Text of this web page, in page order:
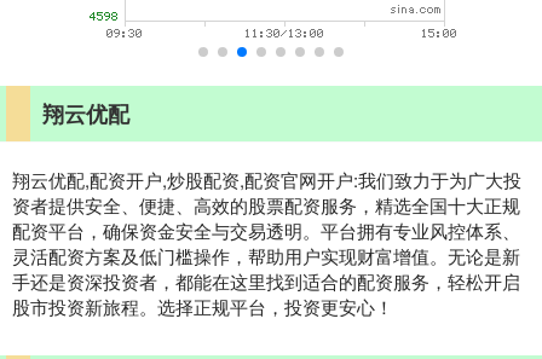
翔云优配
翔云优配,配资开户,炒股配资,配资官网开户:我们致力于为广大投
资者提供安全、便捷、高效的股票配资服务，精选全国十大正规
配资平台，确保资金安全与交易透明。平台拥有专业风控体系、
灵活配资方案及低门槛操作，帮助用户实现财富增值。无论是新
手还是资深投资者，都能在这里找到适合的配资服务，轻松开启
股市投资新旅程。选择正规平台，投资更安心！